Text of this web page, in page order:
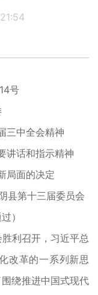
号
中全会精神
话和指示精神
面的决定
第十三届委员会
）
利召开，习近平总
改革的一系列新思
绕推进中国式现代